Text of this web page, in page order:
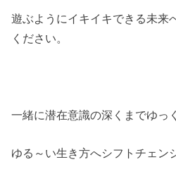
遊ぶようにイキイキできる未来
ください。
一緒に潜在意識の深くまでゆっ
ゆる～い生き方へシフトチェン